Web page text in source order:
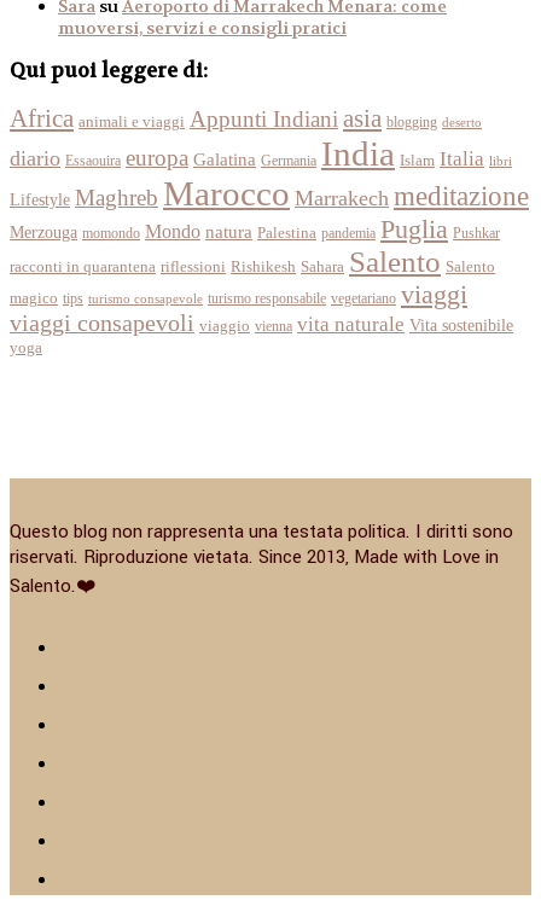
Sara suAeroporto di Marrakech Menara: come
muoversi, servizi e consigli pratici
Qui puoi leggere di:
Africa animali e viaggi Appunti Indiani asia blogging deserto
diario Essaouira europa Galatina Germania India Islam Italia libri
Lifestyle Maghreb Marocco Marrakech meditazione
Merzouga momondo Mondo natura Palestina pandemia Puglia Pushkar
racconti in quarantena riflessioni Rishikesh Sahara Salento Salento
magico tips turismo consapevole turismo responsabile vegetariano viaggi
viaggi consapevoli viaggio vienna vita naturale Vita sostenibile
yoga
Questo blog non rappresenta una testata politica. I diritti sono
riservati. Riproduzione vietata. Since 2013, Made with Love in
Salento.❤️